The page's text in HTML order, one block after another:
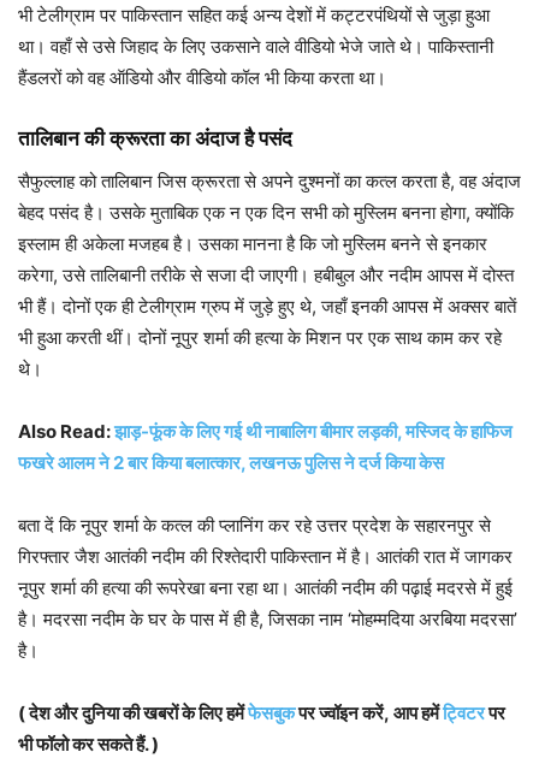
भी टेलीग्राम पर पाकिस्तान सहित कई अन्य देशों में कट्टरपंथियों से जुड़ा हुआ
था। वहाँ से उसे जिहाद के लिए उकसाने वाले वीडियो भेजे जाते थे। पाकिस्तानी
हैंडलरों को वह ऑडियो और वीडियो कॉल भी किया करता था।
तालिबान की क्रूरता का अंदाज है पसंद
सैफुल्लाह को तालिबान जिस क्रूरता से अपने दुश्मनों का कत्ल करता है, वह अंदाज
बेहद पसंद है। उसके मुताबिक एक न एक दिन सभी को मुस्लिम बनना होगा, क्योंकि
इस्लाम ही अकेला मजहब है। उसका मानना है कि जो मुस्लिम बनने से इनकार
करेगा, उसे तालिबानी तरीके से सजा दी जाएगी। हबीबुल और नदीम आपस में दोस्त
भी हैं। दोनों एक ही टेलीग्राम ग्रुप में जुड़े हुए थे, जहाँ इनकी आपस में अक्सर बातें
भी हुआ करती थीं। दोनों नूपुर शर्मा की हत्या के मिशन पर एक साथ काम कर रहे
थे।
Also Read:झाड़-फूंक के लिए गई थी नाबालिग बीमार लड़की, मस्जिद के हाफिज
फखरे आलम ने 2 बार किया बलात्कार, लखनऊ पुलिस ने दर्ज किया केस
बता दें कि नूपुर शर्मा के कत्ल की प्लानिंग कर रहे उत्तर प्रदेश के सहारनपुर से
गिरफ्तार जैश आतंकी नदीम की रिश्तेदारी पाकिस्तान में है। आतंकी रात में जागकर
नूपुर शर्मा की हत्या की रूपरेखा बना रहा था। आतंकी नदीम की पढ़ाई मदरसे में हुई
है। मदरसा नदीम के घर के पास में ही है, जिसका नाम ‘मोहम्मदिया अरबिया मदरसा’
है।
( देश और दुनिया की खबरों के लिए हमेंफेसबुकपर ज्वॉइन करें, आप हमेंट्विटरपर
भी फॉलो कर सकते हैं. )